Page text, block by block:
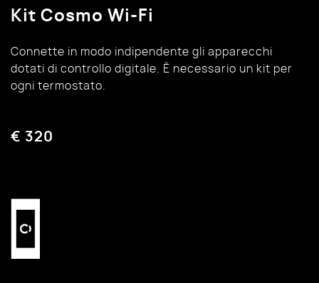
Kit Cosmo Wi-Fi
Connette in modo indipendente gli apparecchi
dotati di controllo digitale. È necessario un kit per
ogni termostato.
€ 320